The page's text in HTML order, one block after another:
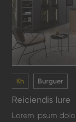
Kh Burguer
Reiciendis Iure
Lorem ipsum